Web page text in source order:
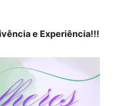
e Experiência!!!